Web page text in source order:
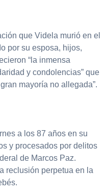
que Videla murió en el
por su esposa, hijos,
“la inmensa
y condolencias” que
mayoría no allegada”.
a los 87 años en su
y procesados por delitos
de Marcos Paz.
reclusión perpetua en la